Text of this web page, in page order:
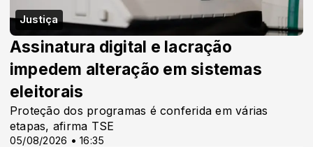
Justiça
05/08/2026 • 16:35
Assinatura digital e lacração
impedem alteração em sistemas
eleitorais
Proteção dos programas é conferida em várias
etapas, afirma TSE